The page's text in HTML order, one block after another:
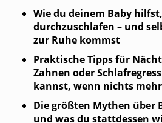
Wie du deinem Baby
durchzuschlafen – und
zur Ruhe kommst
Praktische Tipps für
Zahnen oder
kannst, wenn nichts
Die größten Mythen über
und was du stattdessen